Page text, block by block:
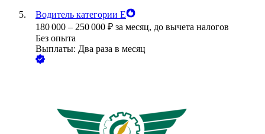
Водитель категории Е
180 000 – 250 000 ₽ за месяц, до вычета налогов
Без опыта
Выплаты: Два раза в месяц